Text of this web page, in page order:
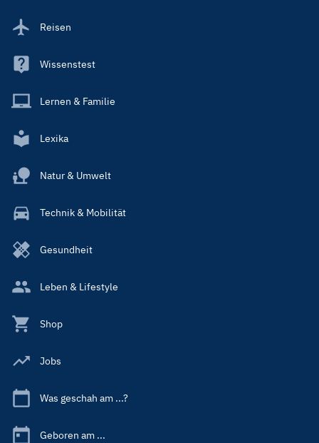
Reisen
Wissenstest
Lernen & Familie
Lexika
Natur & Umwelt
Technik & Mobilität
Gesundheit
Leben & Lifestyle
Shop
Jobs
Was geschah am ...?
Geboren am ...